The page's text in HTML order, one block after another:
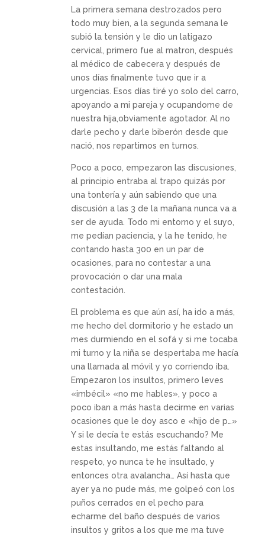
La primera semana destrozados pero
todo muy bien, a la segunda semana le
subió la tensión y le dio un latigazo
cervical, primero fue al matron, después
al médico de cabecera y después de
unos días finalmente tuvo que ir a
urgencias. Esos días tiré yo solo del carro,
apoyando a mi pareja y ocupandome de
nuestra hija,obviamente agotador. Al no
darle pecho y darle biberón desde que
nació, nos repartimos en turnos.
Poco a poco, empezaron las discusiones,
al principio entraba al trapo quizás por
una tontería y aún sabiendo que una
discusión a las 3 de la mañana nunca va a
ser de ayuda. Todo mi entorno y el suyo,
me pedían paciencia, y la he tenido, he
contando hasta 300 en un par de
ocasiones, para no contestar a una
provocación o dar una mala
contestación.
El problema es que aún así, ha ido a más,
me hecho del dormitorio y he estado un
mes durmiendo en el sofá y si me tocaba
mi turno y la niña se despertaba me hacía
una llamada al móvil y yo corriendo iba.
Empezaron los insultos, primero leves
«imbécil» «no me hables», y poco a
poco iban a más hasta decirme en varias
ocasiones que le doy asco e «hijo de p…»
Y si le decía te estás escuchando? Me
estas insultando, me estás faltando al
respeto, yo nunca te he insultado, y
entonces otra avalancha… Así hasta que
ayer ya no pude más, me golpeó con los
puños cerrados en el pecho para
echarme del baño después de varios
insultos y gritos a los que me ma tuve